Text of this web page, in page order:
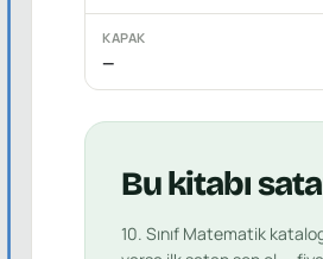
KAPAK
—
Bukitabı
10. Sınıf Matematik